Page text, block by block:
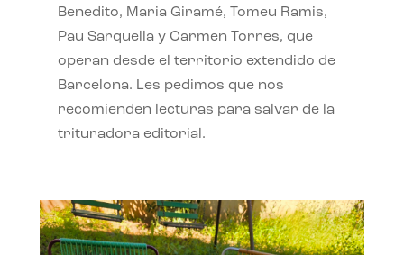
Benedito, Maria Giramé, Tomeu Ramis,
Pau Sarquella y Carmen Torres, que
operan desde el territorio extendido de
Barcelona. Les pedimos que nos
recomienden lecturas para salvar de la
trituradora editorial.